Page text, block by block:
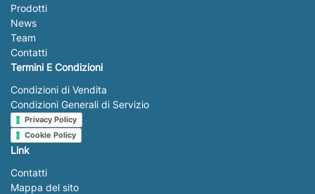
Prodotti
News
Team
Contatti
Termini E Condizioni
Condizioni di Vendita
Condizioni Generali di Servizio
Privacy Policy
Cookie Policy
Link
Contatti
Mappa del sito